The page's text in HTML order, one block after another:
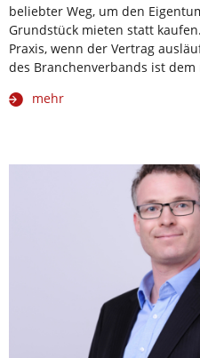
beliebter Weg, um den
Grundstück mieten statt
Praxis, wenn der Vertrag
des Branchenverbands ist
mehr